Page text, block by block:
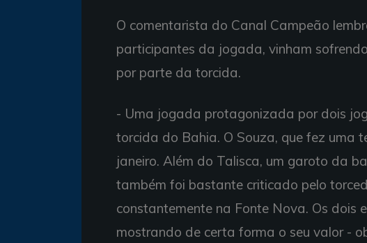
O comentarista do Canal Campeão
participantes da jogada, vinham
por parte da torcida.
- Uma jogada protagonizada por dois
torcida do Bahia. O Souza, que fez uma
janeiro. Além do Talisca, um garoto da
também foi bastante criticado pelo
constantemente na Fonte Nova. Os dois
mostrando de certa forma o seu valor -